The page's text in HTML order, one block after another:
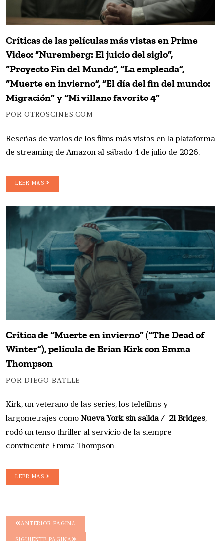
Críticas de las películas más vistas en Prime
Video: “Nuremberg: El juicio del siglo”,
“Proyecto Fin del Mundo”, “La empleada”,
“Muerte en invierno”, “El día del fin del mundo:
Migración” y “Mi villano favorito 4”
POR OTROSCINES.COM
Reseñas de varios de los films más vistos en la plataforma
de streaming de Amazon al sábado 4 de julio de 2026.
LEER MAS
Crítica de “Muerte en invierno” (“The Dead of
Winter”), película de Brian Kirk con Emma
Thompson
POR DIEGO BATLLE
Kirk, un veterano de las series, los telefilms y
largometrajes como Nueva York sin salida / 21 Bridges,
rodó un tenso thriller al servicio de la siempre
convincente Emma Thompson.
LEER MAS
ANTERIOR PAGINA
SIGUIENTE PAGINA